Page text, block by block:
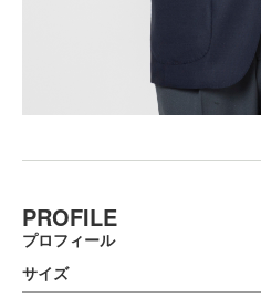
PROFILE
プロフィール
サイズ